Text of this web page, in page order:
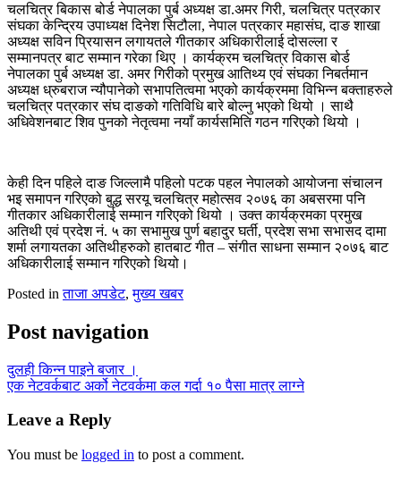
चलचित्र बिकास बोर्ड नेपालका पुर्ब अध्यक्ष डा.अमर गिरी, चलचित्र पत्रकार
संघका केन्द्रिय उपाध्यक्ष दिनेश सिटौला, नेपाल पत्रकार महासंघ, दाङ शाखा
अध्यक्ष सविन प्रियासन लगायतले गीतकार अधिकारीलाई दोसल्ला र
सम्मानपत्र बाट सम्मान गरेका थिए । कार्यक्रम चलचित्र विकास बोर्ड
नेपालका पुर्ब अध्यक्ष डा. अमर गिरीको प्रमुख आतिथ्य एवं संघका निबर्तमान
अध्यक्ष ध्रुबराज न्यौपानेको सभापतित्वमा भएको कार्यक्रममा विभिन्न बक्ताहरुले
चलचित्र पत्रकार संघ दाङको गतिविधि बारे बोल्नु भएको थियो । साथै
अधिवेशनबाट शिव पुनको नेतृत्वमा नयाँ कार्यसमिति गठन गरिएको थियो ।
केही दिन पहिले दाङ जिल्लामै पहिलो पटक पहल नेपालको आयोजना संचालन
भइ समापन गरिएको बुद्ध सरयू चलचित्र महोत्सव २०७६ का अबसरमा पनि
गीतकार अधिकारीलाई सम्मान गरिएको थियो । उक्त कार्यक्रमका प्रमुख
अतिथी एवं प्रदेश नं. ५ का सभामुख पुर्ण बहादुर घर्ती, प्रदेश सभा सभासद दामा
शर्मा लगायतका अतिथीहरुको हातबाट गीत – संगीत साधना सम्मान २०७६ बाट
अधिकारीलाई सम्मान गरिएको थियो।
Posted inताजा अपडेट,मुख्य खबर
Post navigation
दुलही किन्न पाइने बजार ।
एक नेटवर्कबाट अर्को नेटवर्कमा कल गर्दा १० पैसा मात्र लाग्ने
Leave a Reply
You must be logged in to post a comment.